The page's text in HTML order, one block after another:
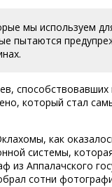
мы используем
пытаются
который стал
как
системы,
Аппалачского
сотни